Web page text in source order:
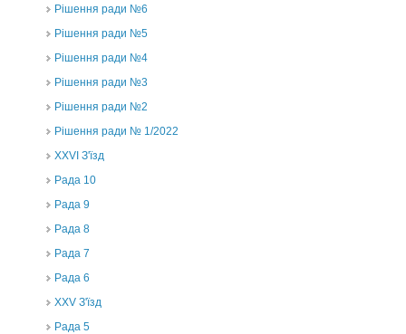
Рішення ради №6
Рішення ради №5
Рішення ради №4
Рішення ради №3
Рішення ради №2
Рішення ради № 1/2022
XXVI З'їзд
Рада 10
Рада 9
Рада 8
Рада 7
Рада 6
XXV З'їзд
Рада 5